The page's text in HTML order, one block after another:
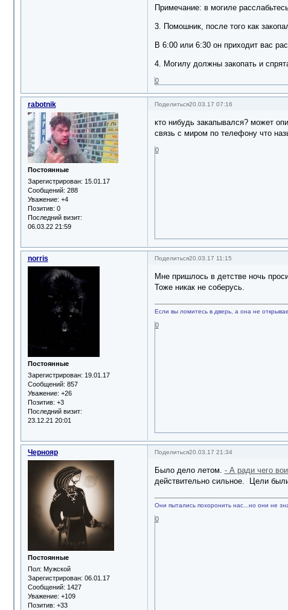
Примечание: в могиле
3. Помошник, после того как
В 6:00 или 6:30 он приходит вас
4. Могилу должны закопать и
0
Поделиться20.03.17 07:16
rabotnik
Постоянные
Зарегистрирован: 15.01.17
Сообщений: 288
Уважение: +4
Позитив: 0
Последний визит:
06.03.22 21:59
кто нибудь закапывался? может
связь с миром по телефону что
0
Поделиться20.03.17 11:15
norris
Постоянные
Зарегистрирован: 19.01.17
Сообщений: 857
Уважение: +26
Позитив: +3
Последний визит:
23.12.21 20:01
Мне пришлось в детстве ночь
Тоже никак не соберусь.
Если вы ломитесь в дверь, а она не
0
Поделиться20.03.17 21:34
Чернояр
Постоянные
Пол: Мужской
Зарегистрирован: 06.01.17
Сообщений: 1427
Уважение: +109
Позитив: +33
Было дело летом. - А ради чего
действительно сильное. Цели
Они пытались похоронить нас...но они не
0